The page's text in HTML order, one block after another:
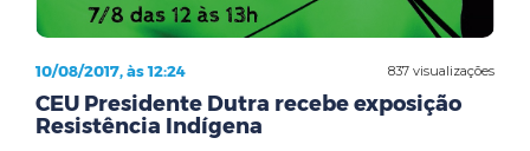
837 visualizações
10/08/2017, às 12:24
CEU Presidente Dutra recebe exposição
Resistência Indígena